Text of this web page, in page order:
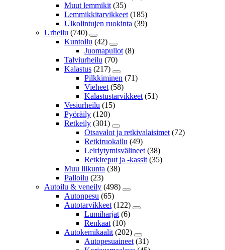
Muut lemmikit (35)
Lemmikkitarvikkeet (185)
Ulkolintujen ruokinta (39)
Urheilu (740)
Kuntoilu (42)
Juomapullot (8)
Talviurheilu (70)
Kalastus (217)
Pilkkiminen (71)
Vieheet (58)
Kalastustarvikkeet (51)
Vesiurheilu (15)
Pyöräily (120)
Retkeily (301)
Otsavalot ja retkivalaisimet (72)
Retkiruokailu (49)
Leiriytymisvälineet (38)
Retkireput ja -kassit (35)
Muu liikunta (38)
Palloilu (23)
Autoilu & veneily (498)
Autonpesu (65)
Autotarvikkeet (122)
Lumiharjat (6)
Renkaat (10)
Autokemikaalit (202)
Autopesuaineet (31)